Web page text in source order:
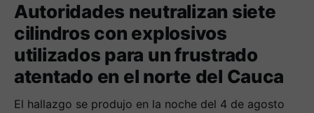
Autoridades neutralizan siete
cilindros con explosivos
utilizados para un frustrado
atentado en el norte del Cauca
El hallazgo se produjo en la noche del 4 de agosto